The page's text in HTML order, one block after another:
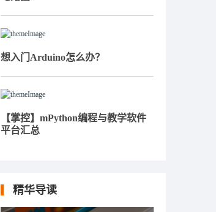
想入门Arduino怎么办？
【掌控】mPython编程与教学软件
平台汇总
精华导读